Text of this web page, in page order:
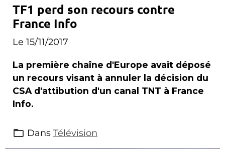
TF1 perd son recours contre
France Info
Le 15/11/2017
La première chaîne d'Europe avait déposé
un recours visant à annuler la décision du
CSA d'attibution d'un canal TNT à France
Info.
Dans Télévision